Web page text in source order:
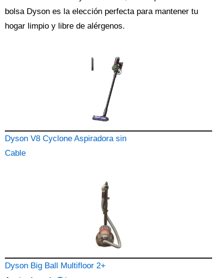
bolsa Dyson es la elección perfecta para mantener tu
hogar limpio y libre de alérgenos.
Dyson V8 Cyclone Aspiradora sin
Cable
Dyson Big Ball Multifloor 2+